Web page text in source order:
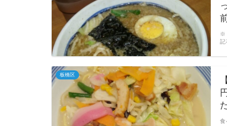
※
板橋区
食